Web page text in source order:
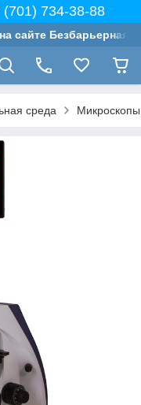
(701) 734-38-88
сайте Безбарьерная
среда Микроскопы